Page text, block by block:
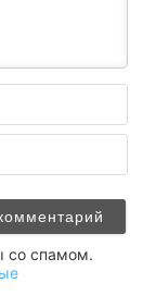
со спамом.